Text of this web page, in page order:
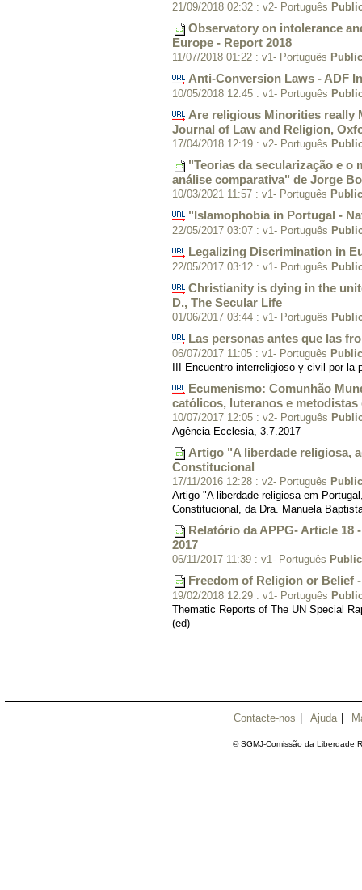
21/09/2018 02:32 :v2- Português
Observatory on intolerance
Europe - Report 2018
11/07/2018 01:22 :v1- Português
Anti-Conversion Laws - ADF
10/05/2018 12:45 :v1- Português
Are religious Minorities really
Journal of Law and Religion,
17/04/2018 12:19 :v2- Português
"Teorias da secularização e o
análise comparativa" de Jorge
10/03/2021 11:57 :v1- Português
"Islamophobia in Portugal -
22/05/2017 03:07 :v1- Português
Legalizing Discrimination in
22/05/2017 03:12 :v1- Português
Christianity is dying in the
D., The Secular Life
01/06/2017 03:44 :v1- Português
Las personas antes que las
06/07/2017 11:05 :v1- Português
III Encuentro interreligioso y civil por
Ecumenismo: Comunhão
católicos, luteranos e metodistas
10/07/2017 12:05 :v2- Português
Agência Ecclesia, 3.7.2017
Artigo "A liberdade religiosa,
Constitucional
17/11/2016 12:28 :v2- Português
Artigo "A liberdade religiosa em
Constitucional, da Dra. Manuela
Relatório da APPG- Article
2017
06/11/2017 11:39 :v1- Português
Freedom of Religion or Belief
19/02/2018 12:29 :v1- Português
Thematic Reports of The UN Special
(ed)
Contacte-nos Ajuda
© SGMJ-Comissão da Liberdade